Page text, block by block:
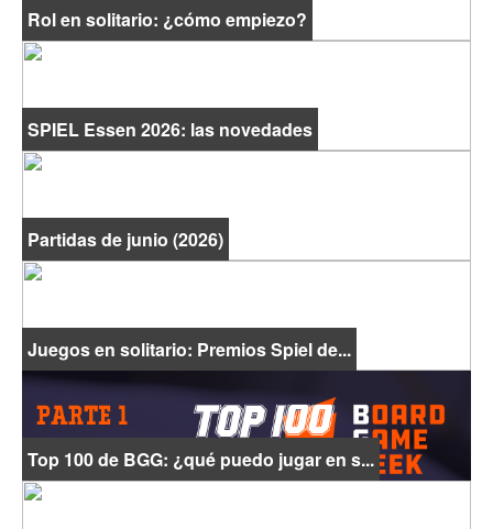
Rol en solitario: ¿cómo empiezo?
SPIEL Essen 2026: las novedades
Partidas de junio (2026)
Juegos en solitario: Premios Spiel de...
Top 100 de BGG: ¿qué puedo jugar en s...